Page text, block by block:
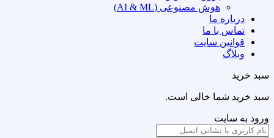
هوش مصنوعی (AI & ML)
درباره ما
تماس با ما
قوانین سایت
وبلاگ
سبد خرید
سبد خرید شما خالی است.
ورود به سایت